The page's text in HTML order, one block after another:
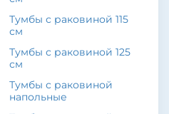
Тумбы с раковиной 115
см
Тумбы с раковиной 125
см
Тумбы с раковиной
напольные